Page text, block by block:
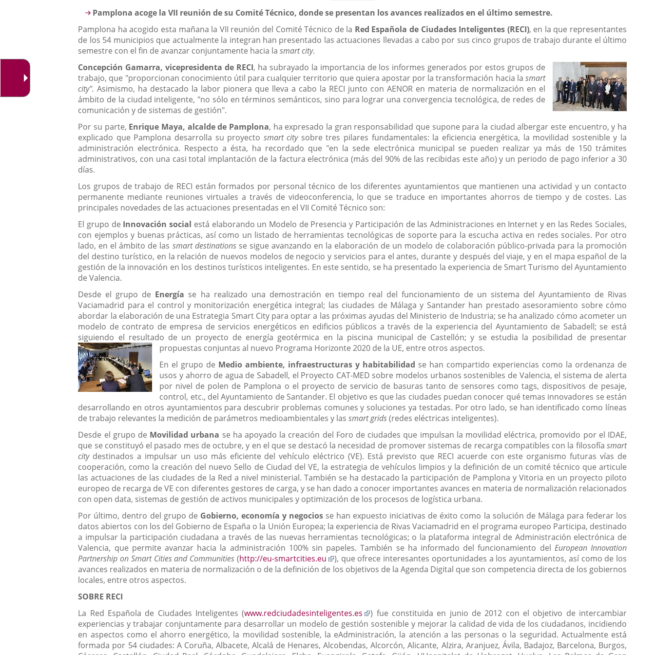
aplicación
externa.
Descripción
Pamplona acoge la VII reunión de su Comité Técnico, donde se presentan los avances realizados en el último semestre.
Pamplona ha acogido esta mañana la VII reunión del Comité Técnico de la Red Española de Ciudades Inteligentes (RECI), en la que representantes
de los 54 municipios que actualmente la integran han presentado las actuaciones llevadas a cabo por sus cinco grupos de trabajo durante el último
semestre con el fin de avanzar conjuntamente hacia lasmart city.
Concepción Gamarra, vicepresidenta de RECI, ha subrayado la importancia de los informes generados por estos grupos de
trabajo, que "proporcionan conocimiento útil para cualquier territorio que quiera apostar por la transformación hacia la smart
city". Asimismo, ha destacado la labor pionera que lleva a cabo la RECI junto con AENOR en materia de normalización en el
ámbito de la ciudad inteligente, "no sólo en términos semánticos, sino para lograr una convergencia tecnológica, de redes de
comunicación y de sistemas de gestión".
Por su parte, Enrique Maya, alcalde de Pamplona, ha expresado la gran responsabilidad que supone para la ciudad albergar este encuentro, y ha
explicado que Pamplona desarrolla su proyecto smart city sobre tres pilares fundamentales: la eficiencia energética, la movilidad sostenible y la
administración electrónica. Respecto a ésta, ha recordado que "en la sede electrónica municipal se pueden realizar ya más de 150 trámites
administrativos, con una casi total implantación de la factura electrónica (más del 90% de las recibidas este año) y un periodo de pago inferior a 30
días.
Los grupos de trabajo de RECI están formados por personal técnico de los diferentes ayuntamientos que mantienen una actividad y un contacto
permanente mediante reuniones virtuales a través de videoconferencia, lo que se traduce en importantes ahorros de tiempo y de costes. Las
principales novedades de las actuaciones presentadas en el VII Comité Técnico son:
El grupo de Innovación social está elaborando un Modelo de Presencia y Participación de las Administraciones en Internet y en las Redes Sociales,
con ejemplos y buenas prácticas, así como un listado de herramientas tecnológicas de soporte para la escucha activa en redes sociales. Por otro
lado, en el ámbito de las smart destinationsse sigue avanzando en la elaboración de un modelo de colaboración público-privada para la promoción
del destino turístico, en la relación de nuevos modelos de negocio y servicios para el antes, durante y después del viaje, y en el mapa español de la
gestión de la innovación en los destinos turísticos inteligentes. En este sentido, se ha presentado la experiencia de Smart Turismo del Ayuntamiento
de Valencia.
Desde el grupo de Energía se ha realizado una demostración en tiempo real del funcionamiento de un sistema del Ayuntamiento de Rivas
Vaciamadrid para el control y monitorización energética integral; las ciudades de Málaga y Santander han prestado asesoramiento sobre cómo
abordar la elaboración de una Estrategia Smart City para optar a las próximas ayudas del Ministerio de Industria; se ha analizado cómo acometer un
modelo de contrato de empresa de servicios energéticos en edificios públicos a través de la experiencia del Ayuntamiento de Sabadell; se está
siguiendo el resultado de un proyecto de energía geotérmica en la piscina municipal de Castellón; y se estudia la posibilidad de presentar
propuestas conjuntas al nuevo Programa Horizonte 2020 de la UE, entre otros aspectos.
En el grupo de Medio ambiente, infraestructuras y habitabilidad se han compartido experiencias como la ordenanza de
usos y ahorro de agua de Sabadell, el Proyecto CAT-MED sobre modelos urbanos sostenibles de Valencia, el sistema de alerta
por nivel de polen de Pamplona o el proyecto de servicio de basuras tanto de sensores como tags, dispositivos de pesaje,
control, etc., del Ayuntamiento de Santander. El objetivo es que las ciudades puedan conocer qué temas innovadores se están
desarrollando en otros ayuntamientos para descubrir problemas comunes y soluciones ya testadas. Por otro lado, se han identificado como líneas
de trabajo relevantes la medición de parámetros medioambientales y lassmart grids(redes eléctricas inteligentes).
Desde el grupo de Movilidad urbana se ha apoyado la creación del Foro de ciudades que impulsan la movilidad eléctrica, promovido por el IDAE,
que se constituyó el pasado mes de octubre, y en el que se destacó la necesidad de promover sistemas de recarga compatibles con la filosofía smart
citydestinados a impulsar un uso más eficiente del vehículo eléctrico (VE). Está previsto que RECI acuerde con este organismo futuras vías de
cooperación, como la creación del nuevo Sello de Ciudad del VE, la estrategia de vehículos limpios y la definición de un comité técnico que articule
las actuaciones de las ciudades de la Red a nivel ministerial. También se ha destacado la participación de Pamplona y Vitoria en un proyecto piloto
europeo de recarga de VE con diferentes gestores de carga, y se han dado a conocer importantes avances en materia de normalización relacionados
con open data, sistemas de gestión de activos municipales y optimización de los procesos de logística urbana.
Por último, dentro del grupo de Gobierno, economía y negociosse han expuesto iniciativas de éxito como la solución de Málaga para federar los
datos abiertos con los del Gobierno de España o la Unión Europea; la experiencia de Rivas Vaciamadrid en el programa europeo Participa, destinado
a impulsar la participación ciudadana a través de las nuevas herramientas tecnológicas; o la plataforma integral de Administración electrónica de
Valencia, que permite avanzar hacia la administración 100% sin papeles. También se ha informado del funcionamiento del European Innovation
Partnership on Smart Cities and Communities (http://eu-smartcities.eu
Enlace
a
), que ofrece interesantes oportunidades a los ayuntamientos, así como de los
avances realizados en materia de normalización o de la definición de los objetivos de la Agenda Digital que son competencia directa de los gobiernos
locales, entre otros aspectos.
SOBRE RECI
La Red Española de Ciudades Inteligentes (www.redciudadesinteligentes.es
Enlace
a
una
aplicación
) fue constituida en junio de 2012 con el objetivo de intercambiar
experiencias y trabajar conjuntamente para desarrollar un modelo de gestión sostenible y mejorar la calidad de vida de los ciudadanos, incidiendo
en aspectos como el ahorro energético, la movilidad sostenible, la eAdministración, la atención a las personas o la seguridad. Actualmente está
formada por 54 ciudades: A Coruña, Albacete, Alcalá de Henares, Alcobendas, Alcorcón, Alicante, Alzira, Aranjuez, Ávila, Badajoz, Barcelona, Burgos,